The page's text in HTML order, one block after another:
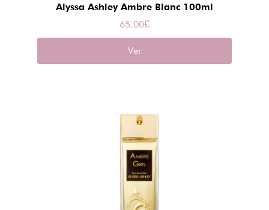
Alyssa Ashley Ambre Blanc 100ml
65.00€
Ver